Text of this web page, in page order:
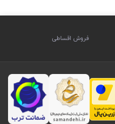
فروش اقساطی